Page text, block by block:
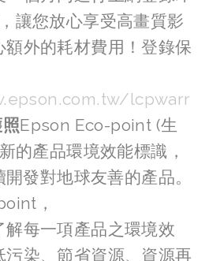
讓您放心享受高畫質影
外的耗材費用！登錄保
lcpwarr
Epson Eco-point (生
的產品環境效能標識，
發對地球友善的產品。
，
每一項產品之環境效
染、節省資源、資源再